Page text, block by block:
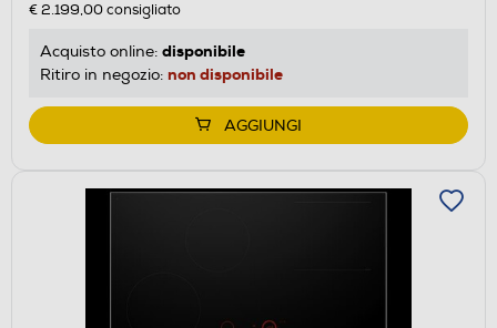
€ 2.199,00consigliato
Acquisto online: disponibile
Ritiro in negozio: non disponibile
AGGIUNGI